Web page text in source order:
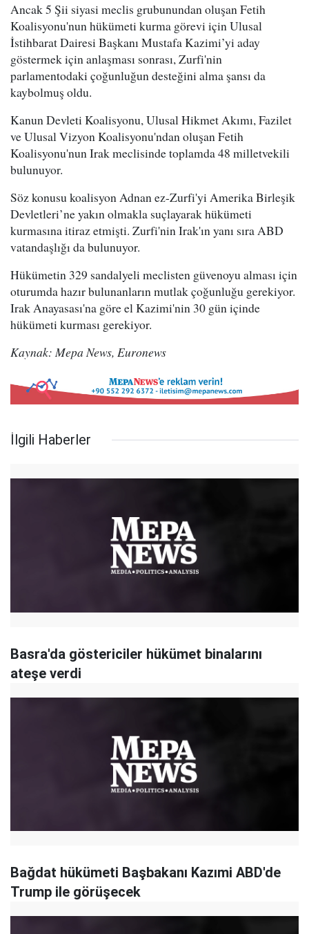
Ancak 5 Şii siyasi meclis grubunundan oluşan Fetih
Koalisyonu'nun hükümeti kurma görevi için Ulusal
İstihbarat Dairesi Başkanı Mustafa Kazimi’yi aday
göstermek için anlaşması sonrası, Zurfi'nin
parlamentodaki çoğunluğun desteğini alma şansı da
kaybolmuş oldu.
Kanun Devleti Koalisyonu, Ulusal Hikmet Akımı, Fazilet
ve Ulusal Vizyon Koalisyonu'ndan oluşan Fetih
Koalisyonu'nun Irak meclisinde toplamda 48 milletvekili
bulunuyor.
Söz konusu koalisyon Adnan ez-Zurfi'yi Amerika Birleşik
Devletleri’ne yakın olmakla suçlayarak hükümeti
kurmasına itiraz etmişti. Zurfi'nin Irak'ın yanı sıra ABD
vatandaşlığı da bulunuyor.
Hükümetin 329 sandalyeli meclisten güvenoyu alması için
oturumda hazır bulunanların mutlak çoğunluğu gerekiyor.
Irak Anayasası'na göre el Kazimi'nin 30 gün içinde
hükümeti kurması gerekiyor.
Kaynak: Mepa News, Euronews
İlgili Haberler
Basra'da göstericiler hükümet binalarını
ateşe verdi
Bağdat hükümeti Başbakanı Kazımi ABD'de
Trump ile görüşecek